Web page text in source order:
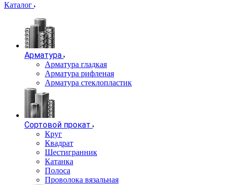
Каталог
Арматура
Арматура гладкая
Арматура рифленая
Арматура стеклопластик
Сортовой прокат
Круг
Квадрат
Шестигранник
Катанка
Полоса
Проволока вязальная